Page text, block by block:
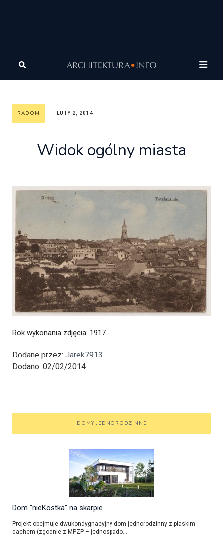
Architektura
Radom
Widok ogólny miasta
RADOM LUTY 2, 2014
Widok ogólny miasta
Rok wykonania zdjęcia: 1917
Dodane przez: Jarek7913
Dodano: 02/02/2014
DOMY JEDNORODZINNE
Dom "nieKostka" na skarpie
Projekt obejmuje dwukondygnacyjny dom jednorodzinny z płaskim
dachem (zgodnie z MPZP – jednospado...